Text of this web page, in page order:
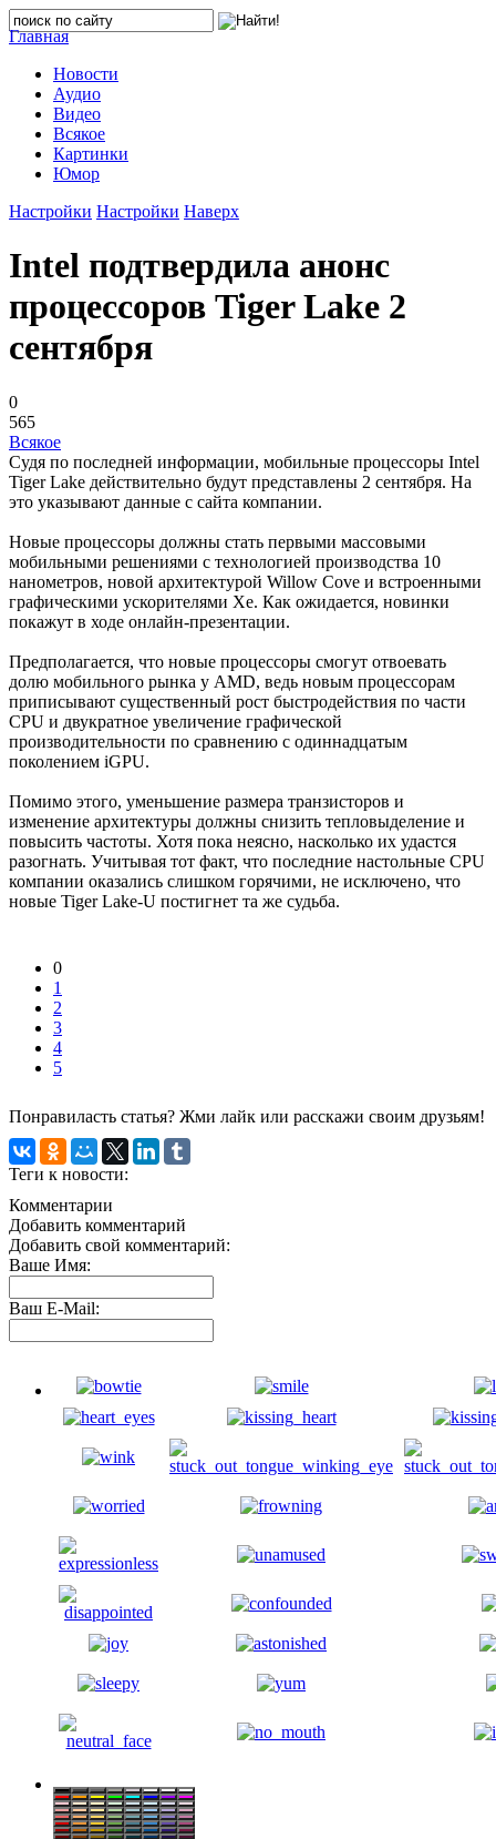
Главная
Новости
Аудио
Видео
Всякое
Картинки
Юмор
Настройки Настройки Наверх
Intel подтвердила анонс
процессоров Tiger Lake 2
сентября
0
565
Всякое
Судя по последней информации, мобильные процессоры Intel
Tiger Lake действительно будут представлены 2 сентября. На
это указывают данные с сайта компании.
Новые процессоры должны стать первыми массовыми
мобильными решениями с технологией производства 10
нанометров, новой архитектурой Willow Cove и встроенными
графическими ускорителями Xe. Как ожидается, новинки
покажут в ходе онлайн-презентации.
Предполагается, что новые процессоры смогут отвоевать
долю мобильного рынка у AMD, ведь новым процессорам
приписывают существенный рост быстродействия по части
CPU и двукратное увеличение графической
производительности по сравнению с одиннадцатым
поколением iGPU.
Помимо этого, уменьшение размера транзисторов и
изменение архитектуры должны снизить тепловыделение и
повысить частоты. Хотя пока неясно, насколько их удастся
разогнать. Учитывая тот факт, что последние настольные CPU
компании оказались слишком горячими, не исключено, что
новые Tiger Lake-U постигнет та же судьба.
0
1
2
3
4
5
Понравиласть статья? Жми лайк или расскажи своим друзьям!
Теги к новости:
Комментарии
Добавить комментарий
Добавить свой комментарий:
Ваше Имя:
Ваш E-Mail: